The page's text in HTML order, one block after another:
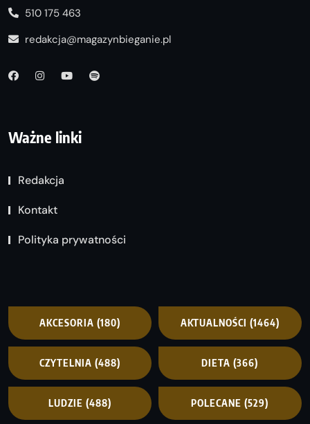
510 175 463
redakcja@magazynbieganie.pl
Ważne linki
Redakcja
Kontakt
Polityka prywatności
AKCESORIA (180) AKTUALNOŚCI (1464)
CZYTELNIA (488) DIETA (366)
LUDZIE (488) POLECANE (529)